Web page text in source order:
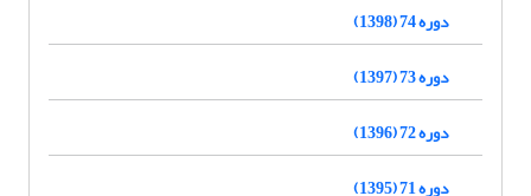
دوره 74 (1398)
دوره 73 (1397)
دوره 72 (1396)
دوره 71 (1395)